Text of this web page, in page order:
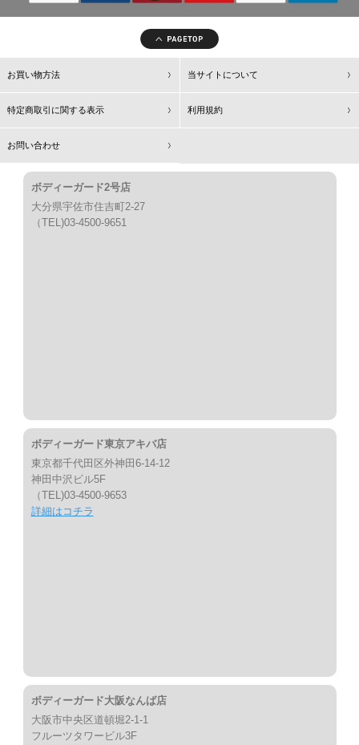
お買い物方法 当サイトについて
特定商取引に関する表示 利用規約
お問い合わせ
ボディーガード2号店
大分県宇佐市住吉町2-27
（TEL)03-4500-9651
ボディーガード東京アキバ店
東京都千代田区外神田6-14-12
神田中沢ビル5F
（TEL)03-4500-9653
詳細はコチラ
ボディーガード大阪なんば店
大阪市中央区道頓堀2-1-1
フルーツタワービル3F